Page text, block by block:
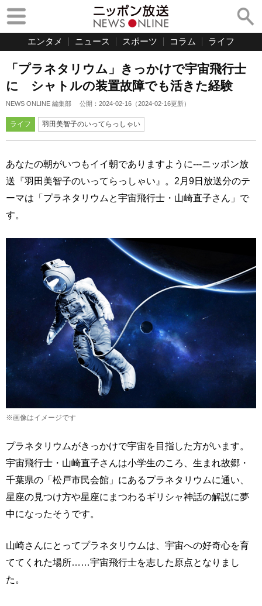
エンタメ ニュース スポーツ コラム ライフ
「プラネタリウム」きっかけで宇宙飛行士
に シャトルの装置故障でも活きた経験
NEWS ONLINE 編集部 公開： 2024-02-16 （2024-02-16更新）
ライフ 羽田美智子のいってらっしゃい
あなたの朝がいつもイイ朝でありますように---ニッポン放
送『羽田美智子のいってらっしゃい』。2月9日放送分のテ
ーマは「プラネタリウムと宇宙飛行士・山崎直子さん」で
す。
※画像はイメージです
プラネタリウムがきっかけで宇宙を目指した方がいます。
宇宙飛行士・山崎直子さんは小学生のころ、生まれ故郷・
千葉県の「松戸市民会館」にあるプラネタリウムに通い、
星座の見つけ方や星座にまつわるギリシャ神話の解説に夢
中になったそうです。
山崎さんにとってプラネタリウムは、宇宙への好奇心を育
ててくれた場所……宇宙飛行士を志した原点となりまし
た。